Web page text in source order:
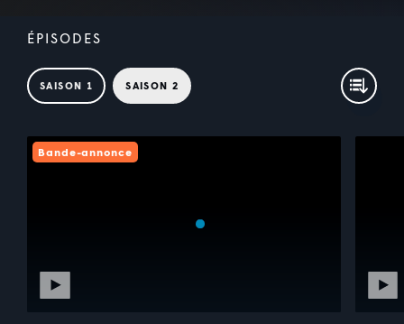
ÉPISODES
SAISON 1 SAISON 2
Bande-annonce